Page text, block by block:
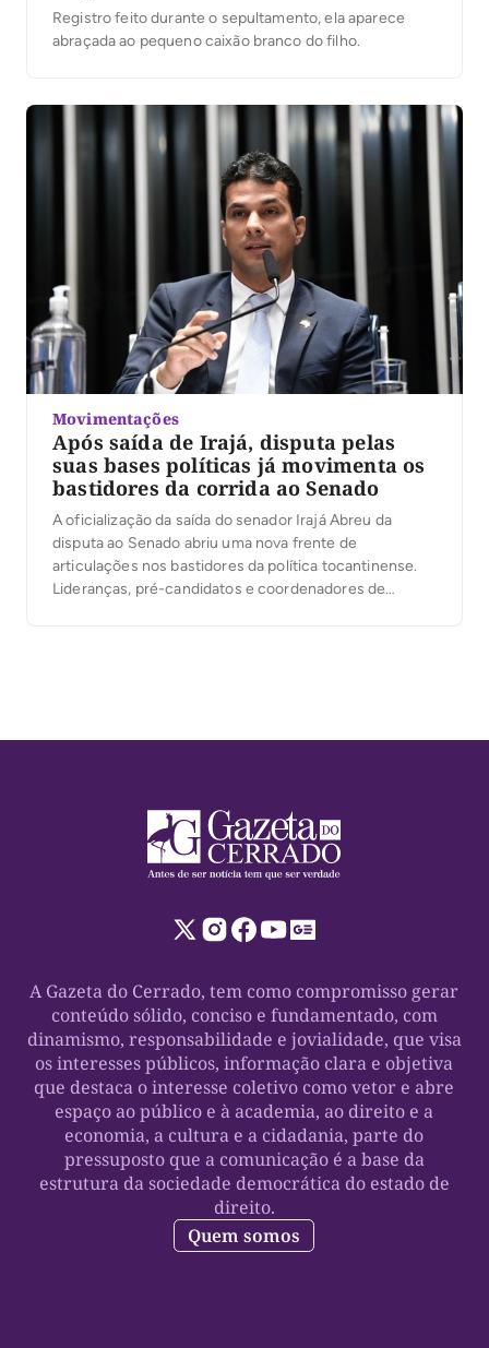
Registro feito durante o sepultamento, ela aparece
abraçada ao pequeno caixão branco do filho.
Movimentações
Após saída de Irajá, disputa pelas
suas bases políticas já movimenta os
bastidores da corrida ao Senado
A oficialização da saída do senador Irajá Abreu da
disputa ao Senado abriu uma nova frente de
articulações nos bastidores da política tocantinense.
Lideranças, pré-candidatos e coordenadores de
A Gazeta do Cerrado, tem como compromisso gerar
conteúdo sólido, conciso e fundamentado, com
dinamismo, responsabilidade e jovialidade, que visa
os interesses públicos, informação clara e objetiva
que destaca o interesse coletivo como vetor e abre
espaço ao público e à academia, ao direito e a
economia, a cultura e a cidadania, parte do
pressuposto que a comunicação é a base da
estrutura da sociedade democrática do estado de
direito.
Quem somos